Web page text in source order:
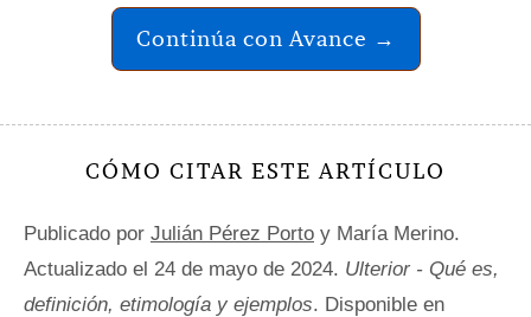
Continúa con Avance →
CÓMO CITAR ESTE ARTÍCULO
Publicado por Julián Pérez Porto y María Merino.
Actualizado el 24 de mayo de 2024. Ulterior - Qué es,
definición, etimología y ejemplos. Disponible en